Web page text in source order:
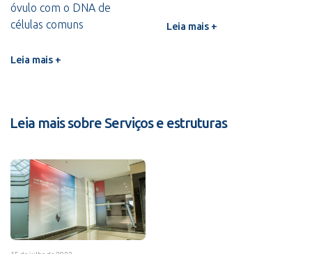
óvulo com o DNA de
células comuns
Leia mais +
Leia mais +
Leia mais sobre Serviços e estruturas